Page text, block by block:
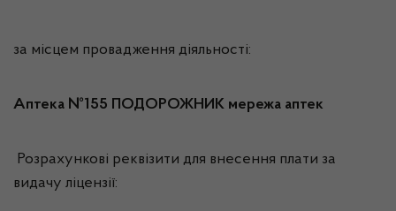
за місцем провадження діяльності:
Аптека №155 ПОДОРОЖНИК мережа аптек
Розрахункові реквізити для внесення плати за
видачу ліцензії: